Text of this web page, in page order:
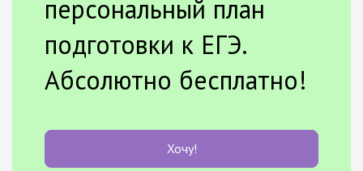
персональный план
подготовки к ЕГЭ.
Абсолютно бесплатно!
Хочу!